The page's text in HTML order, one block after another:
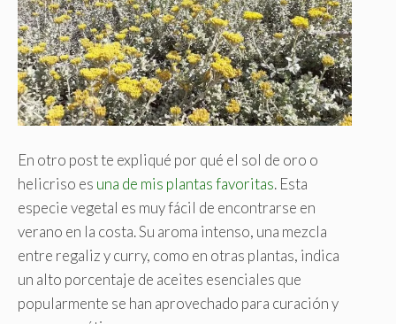
En otro post te expliqué por qué el sol de oro o
helicriso es una de mis plantas favoritas. Esta
especie vegetal es muy fácil de encontrarse en
verano en la costa. Su aroma intenso, una mezcla
entre regaliz y curry, como en otras plantas, indica
un alto porcentaje de aceites esenciales que
popularmente se han aprovechado para curación y